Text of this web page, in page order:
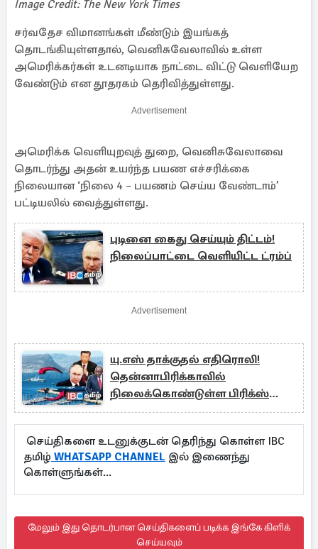
Image Credit: The New York Times
சர்வதேச விமானங்கள் மீண்டும் இயங்கத்
தொடங்கியுள்ளதால், வெனிசுவேலாவில் உள்ள
அமெரிக்கர்கள் உடனடியாக நாட்டை விட்டு வெளியேற
வேண்டும் என தூதரகம் தெரிவித்துள்ளது.
Advertisement
அமெரிக்க வெளியுறவுத் துறை, வெனிசுவேலாவை
தொடர்ந்து அதன் உயர்ந்த பயண எச்சரிக்கை
நிலையான ‘நிலை 4 – பயணம் செய்ய வேண்டாம்’
பட்டியலில் வைத்துள்ளது.
புடினை கைது செய்யும் திட்டம்!
நிலைப்பாட்டை வெளியிட்ட ட்ரம்ப்
Advertisement
யு.எஸ் தாக்குதல் எதிரொலி!
தென்னாபிரிக்காவில்
நிலைக்கொண்டுள்ள பிரிக்ஸ்
போர் கப்பல்கள்
செய்திகளை உடனுக்குடன் தெரிந்து கொள்ள IBC
தமிழ் WHATSAPP CHANNEL இல் இணைந்து
கொள்ளுங்கள்...
மேலும் இது தொடர்பான செய்திகளைப் படிக்க இங்கே கிளிக்
செய்யவும்